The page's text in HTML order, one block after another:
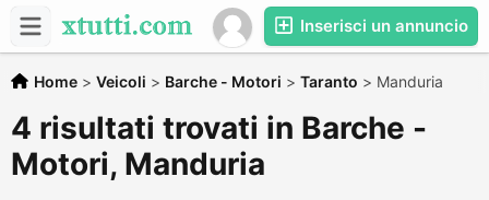
Inserisci un annuncio
Home > Veicoli > Barche - Motori > Taranto > Manduria
4 risultati trovati in Barche -
Motori, Manduria